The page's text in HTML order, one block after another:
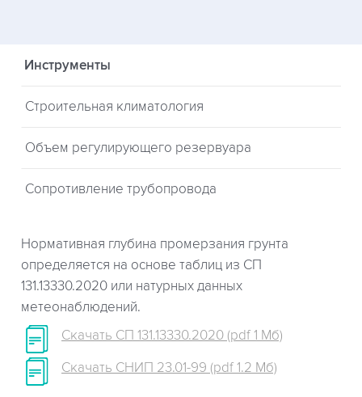
Инструменты
Строительная климатология
Объем регулирующего резервуара
Сопротивление трубопровода
Нормативная глубина промерзания грунта
определяется на основе таблиц из СП
131.13330.2020 или натурных данных
метеонаблюдений.
Скачать СП 131.13330.2020 (pdf 1 Мб)
Скачать СНИП 23.01-99 (pdf 1.2 Мб)